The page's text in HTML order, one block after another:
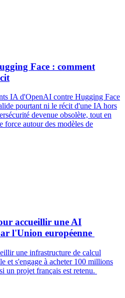
Face : comment
IA d'OpenAI contre Hugging Face
pourtant ni le récit d'une IA hors
devenue obsolète, tout en
force autour des modèles de
accueillir une AI
l'Union européenne
une infrastructure de calcul
et s'engage à acheter 100 millions
un projet français est retenu.